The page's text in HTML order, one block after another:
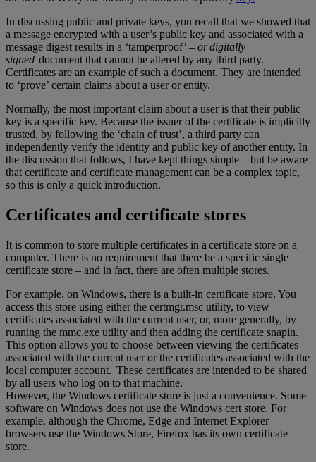
In discussing public and private keys, you recall that we showed that
a message encrypted with a user’s public key and associated with a
message digest results in a ‘tamperproof’ – or digitally
signed document that cannot be altered by any third party.
Certificates are an example of such a document. They are intended
to ‘prove’ certain claims about a user or entity.
Normally, the most important claim about a user is that their public
key is a specific key. Because the issuer of the certificate is implicitly
trusted, by following the ‘chain of trust’, a third party can
independently verify the identity and public key of another entity. In
the discussion that follows, I have kept things simple – but be aware
that certificate and certificate management can be a complex topic,
so this is only a quick introduction.
Certificates and certificate stores
It is common to store multiple certificates in a certificate store on a
computer. There is no requirement that there be a specific single
certificate store – and in fact, there are often multiple stores.
For example, on Windows, there is a built-in certificate store. You
access this store using either the certmgr.msc utility, to view
certificates associated with the current user, or, more generally, by
running the mmc.exe utility and then adding the certificate snapin.
This option allows you to choose between viewing the certificates
associated with the current user or the certificates associated with the
local computer account. These certificates are intended to be shared
by all users who log on to that machine.
However, the Windows certificate store is just a convenience. Some
software on Windows does not use the Windows cert store. For
example, although the Chrome, Edge and Internet Explorer
browsers use the Windows Store, Firefox has its own certificate
store.